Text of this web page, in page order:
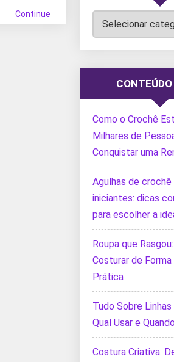
Continue Categorias
Como o Crochê
Milhares de
Conquistar uma
Agulhas de crochê
iniciantes: dicas
para escolher a
Roupa que
Costurar de
Prática
Tudo Sobre
Qual Usar e Quando
Costura Criativa: